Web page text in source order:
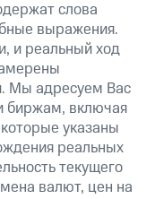
слова
выражения.
и реальный ход
Мы адресуем Вас
биржам, включая
указаны
реальных
текущего
валют, цен на